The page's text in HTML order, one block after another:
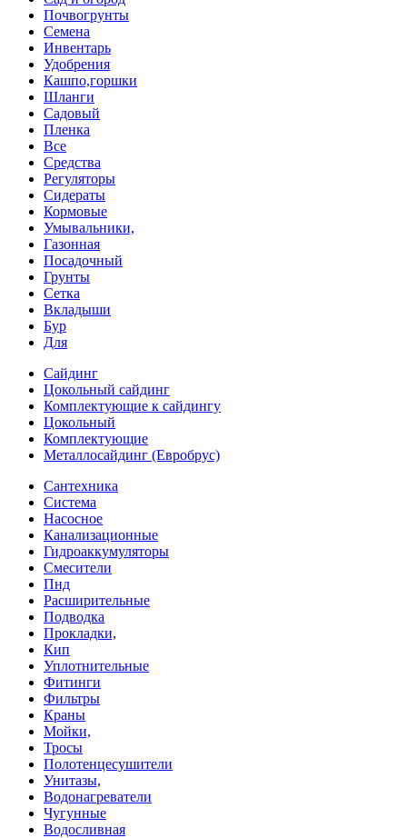
Почвогрунты
Семена
Инвентарь
Удобрения
Кашпо,горшки
Шланги
Садовый
Пленка
Все
Средства
Регуляторы
Сидераты
Кормовые
Умывальники,
Газонная
Посадочный
Грунты
Сетка
Вкладыши
Бур
Для
Сайдинг
Цокольный сайдинг
Комплектующие к сайдингу
Цокольный
Комплектующие
Металлосайдинг (Евробрус)
Сантехника
Система
Насосное
Канализационные
Гидроаккумуляторы
Смесители
Пнд
Расширительные
Подводка
Прокладки,
Кип
Уплотнительные
Фитинги
Фильтры
Краны
Мойки,
Тросы
Полотенцесушители
Унитазы,
Водонагреватели
Чугунные
Водосливная